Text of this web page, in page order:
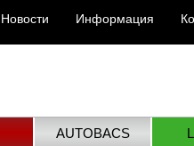
Новости Информация
AUTOBACS